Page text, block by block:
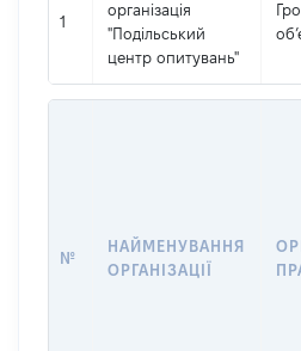
1
організація
"Подільський
центр опитувань"
№
НАЙМЕНУВАННЯ
ОРГАНІЗАЦІЇ